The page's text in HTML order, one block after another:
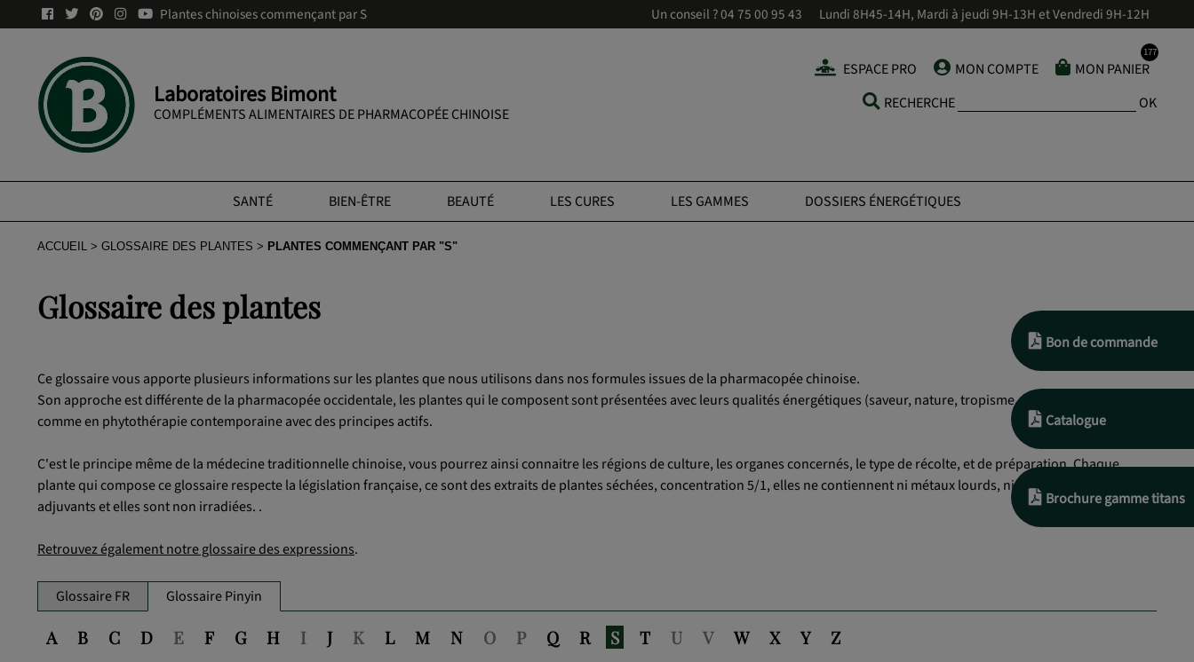
Plantes chinoises commençant par S Un conseil ?04 75 00 95 43 Lundi 8H45-14H, Mardi à jeudi 9H-13H et Vendredi 9H-12H
Laboratoires Bimont
COMPLÉMENTS ALIMENTAIRES DE PHARMACOPÉE CHINOISE
ESPACE PRO MON COMPTE
MON PANIER
RECHERCHE
OK
SANTÉ BIEN-ÊTRE BEAUTÉ LES CURES LES GAMMES DOSSIERS ÉNERGÉTIQUES
ACCUEIL GLOSSAIRE DES PLANTES PLANTES COMMENÇANT PAR "S"
Glossaire des plantes
Ce glossaire vous apporte plusieurs informations sur les plantes que nous utilisons dans nos formules issues de la pharmacopée chinoise.
Son approche est différente de la pharmacopée occidentale, les plantes qui le composent sont présentées avec leurs qualités énergétiques (saveur, nature, tropisme, préparations), et non ,
comme en phytothérapie contemporaine avec des principes actifs.
C'est le principe même de la médecine traditionnelle chinoise, vous pourrez ainsi connaitre les régions de culture, les organes concernés, le type de récolte, et de préparation. Chaque
plante qui compose ce glossaire respecte la législation française, ce sont des extraits de plantes séchées, concentration 5/1, elles ne contiennent ni métaux lourds, ni pesticides , ni
adjuvants et elles sont non irradiées. .
Retrouvez également notre glossaire des expressions.
Glossaire FR Glossaire Pinyin
A B C D E F G H I J K L M N O P Q R S T U V W X Y Z
Bon de commande
Catalogue
Brochure gamme titans